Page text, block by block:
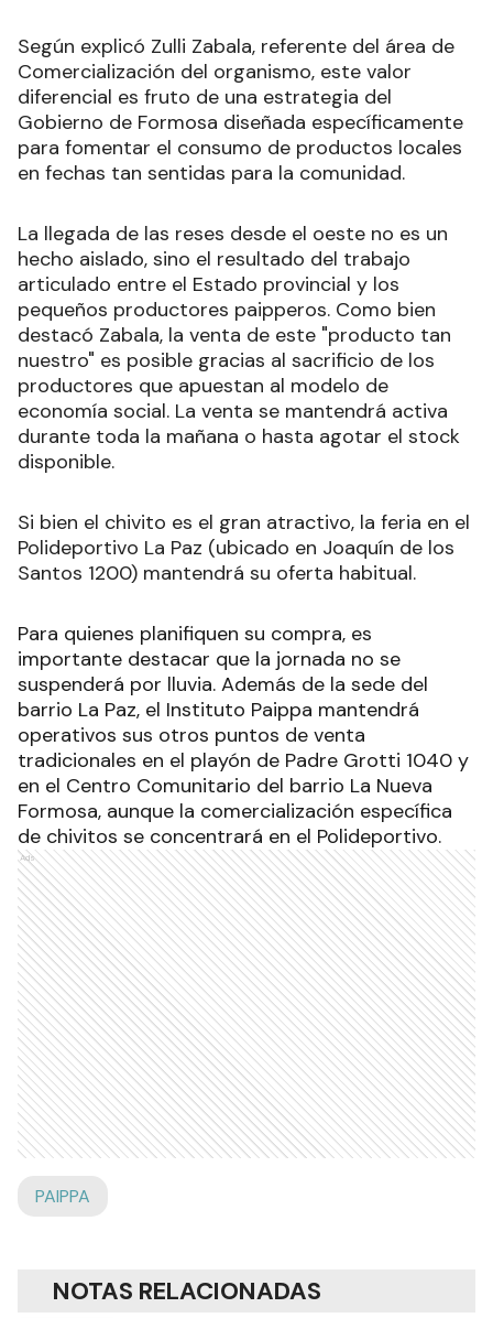
Según explicó Zulli Zabala, referente del área de
Comercialización del organismo, este valor
diferencial es fruto de una estrategia del
Gobierno de Formosa diseñada específicamente
para fomentar el consumo de productos locales
en fechas tan sentidas para la comunidad.
La llegada de las reses desde el oeste no es un
hecho aislado, sino el resultado del trabajo
articulado entre el Estado provincial y los
pequeños productores paipperos. Como bien
destacó Zabala, la venta de este "producto tan
nuestro" es posible gracias al sacrificio de los
productores que apuestan al modelo de
economía social. La venta se mantendrá activa
durante toda la mañana o hasta agotar el stock
disponible.
Si bien el chivito es el gran atractivo, la feria en el
Polideportivo La Paz (ubicado en Joaquín de los
Santos 1200) mantendrá su oferta habitual.
Para quienes planifiquen su compra, es
importante destacar que la jornada no se
suspenderá por lluvia. Además de la sede del
barrio La Paz, el Instituto Paippa mantendrá
operativos sus otros puntos de venta
tradicionales en el playón de Padre Grotti 1040 y
en el Centro Comunitario del barrio La Nueva
Formosa, aunque la comercialización específica
de chivitos se concentrará en el Polideportivo.
Ads
PAIPPA
NOTAS RELACIONADAS